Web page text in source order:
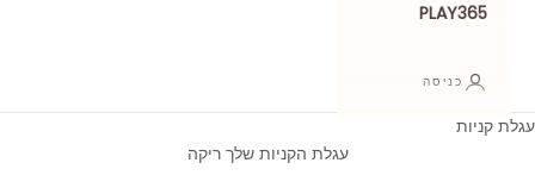
PLAY365
כניסה
עגלת קניות
עגלת הקניות שלך ריקה